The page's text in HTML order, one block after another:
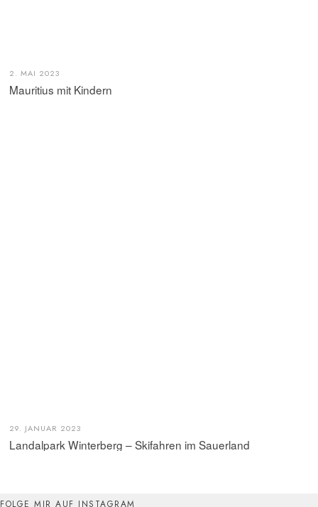
2. MAI 2023
Mauritius mit Kindern
29. JANUAR 2023
Landalpark Winterberg – Skifahren im Sauerland
FOLGE MIR AUF INSTAGRAM